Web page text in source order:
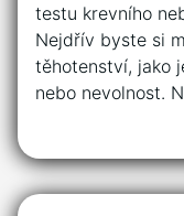
testu krevního
Nejdřív byste si
těhotenství, jako
nebo nevolnost.